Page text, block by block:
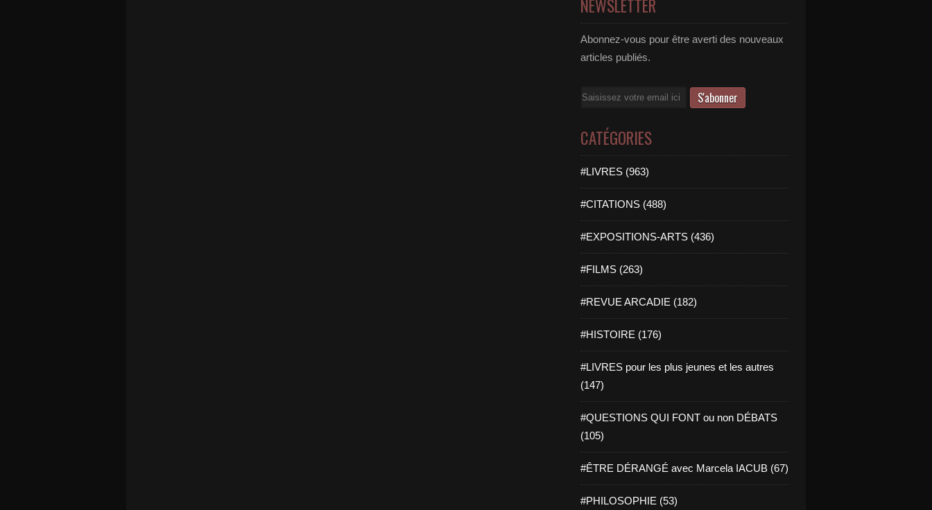
NEWSLETTER
Abonnez-vous pour être averti des nouveaux
articles publiés.
Email
CATÉGORIES
#LIVRES (963)
#CITATIONS (488)
#EXPOSITIONS-ARTS (436)
#FILMS (263)
#REVUE ARCADIE (182)
#HISTOIRE (176)
#LIVRES pour les plus jeunes et les autres
(147)
#QUESTIONS QUI FONT ou non DÉBATS
(105)
#ÊTRE DÉRANGÉ avec Marcela IACUB (67)
#PHILOSOPHIE (53)